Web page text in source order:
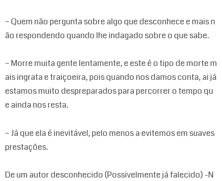
– Quem não pergunta sobre algo que desconhece e mais n
ão respondendo quando lhe indagado sobre o que sabe.
– Morre muita gente lentamente, e este é o tipo de morte m
ais ingrata e traiçoeira, pois quando nos damos conta, ai já
estamos muito despreparados para percorrer o tempo qu
e ainda nos resta.
– Já que ela é inevitável, pelo menos a evitemos em suaves
prestações.
De um autor desconhecido (Possivelmente já falecido) -N